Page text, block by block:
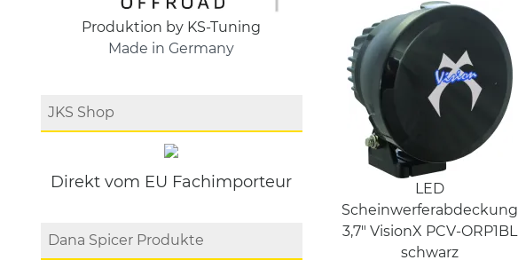
Produktion by KS-Tuning
Made in Germany
JKS Shop
Direkt vom EU Fachimporteur
Dana Spicer Produkte
LED
Scheinwerferabdeckung
3,7" VisionX PCV-ORP1BL
schwarz